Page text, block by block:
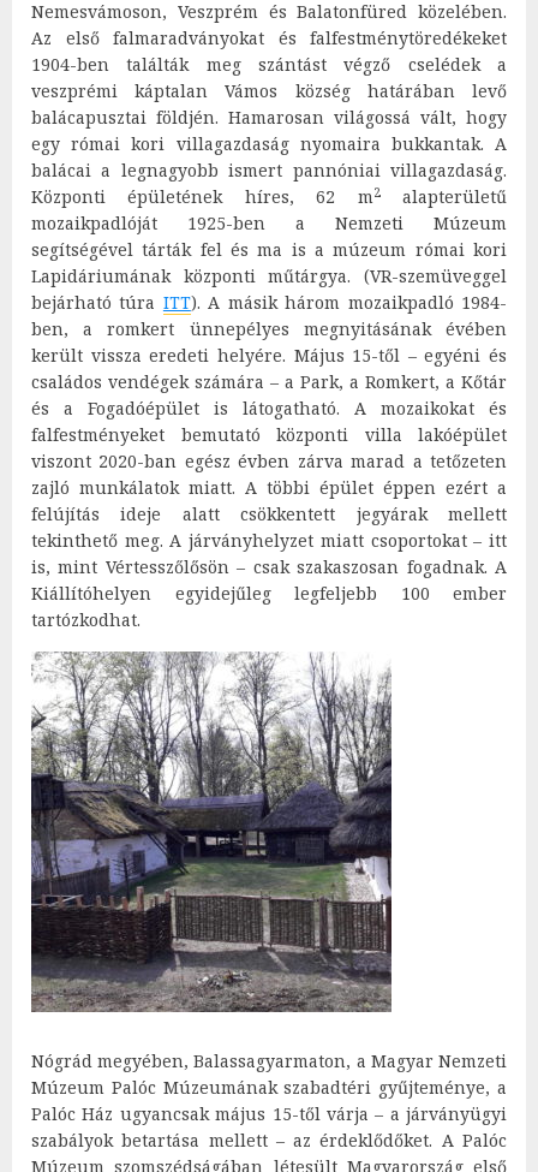
Nemesvámoson, Veszprém és Balatonfüred közelében.
Az első falmaradványokat és falfestménytöredékeket
1904-ben találták meg szántást végző cselédek a
veszprémi káptalan Vámos község határában levő
balácapusztai földjén. Hamarosan világossá vált, hogy
egy római kori villagazdaság nyomaira bukkantak. A
balácai a legnagyobb ismert pannóniai villagazdaság.
Központi épületének híres, 62 m2alapterületű
mozaikpadlóját 1925-ben a Nemzeti Múzeum
segítségével tárták fel és ma is a múzeum római kori
Lapidáriumának központi műtárgya. (VR-szemüveggel
bejárható túra ITT). A másik három mozaikpadló 1984-
ben, a romkert ünnepélyes megnyitásának évében
került vissza eredeti helyére. Május 15-től – egyéni és
családos vendégek számára – a Park, a Romkert, a Kőtár
és a Fogadóépület is látogatható. A mozaikokat és
falfestményeket bemutató központi villa lakóépület
viszont 2020-ban egész évben zárva marad a tetőzeten
zajló munkálatok miatt. A többi épület éppen ezért a
felújítás ideje alatt csökkentett jegyárak mellett
tekinthető meg. A járványhelyzet miatt csoportokat – itt
is, mint Vértesszőlősön – csak szakaszosan fogadnak. A
Kiállítóhelyen egyidejűleg legfeljebb 100 ember
tartózkodhat.
Nógrád megyében, Balassagyarmaton, a Magyar Nemzeti
Múzeum Palóc Múzeumának szabadtéri gyűjteménye, a
Palóc Ház ugyancsak május 15-től várja – a járványügyi
szabályok betartása mellett – az érdeklődőket. A Palóc
Múzeum szomszédságában létesült Magyarország első